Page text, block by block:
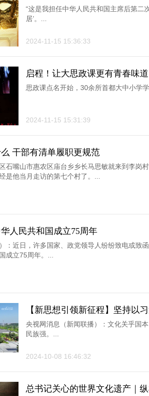
“这是我担任中华人民共和国主席后第二
居’。...
2024-11-15 15:36:33
启程！让大思政课更有青春味道
思政课点名开始，30余所首都大中小学
2024-11-15 15:31:39
干部有清单履职更规范
石嘴山市惠农区庙台乡乡长马思敏就来到李岗
是他当月走访的第七个村了。...
人民共和国成立75周年
：近日，许多国家、政党领导人纷纷致电或致
成立75周年。...
【新思想引领新征程】坚持以
化繁荣发展新局面
央视网消息（新闻联播）：文化关乎国
民族强。...
2024-10-08 16:46:32
总书记关心的世界文化遗产｜